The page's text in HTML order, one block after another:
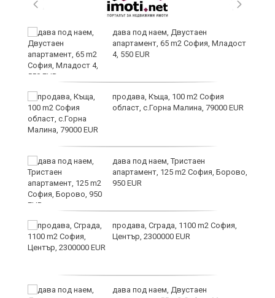
дава под наем, Двустаен
апартамент, 65 m2 София, Младост
4, 550 EUR
продава, Къща, 100 m2 София
област, с.Горна Малина, 79000 EUR
дава под наем, Тристаен
апартамент, 125 m2 София, Борово,
950 EUR
продава, Сграда, 1100 m2 София,
Център, 2300000 EUR
дава под наем, Двустаен